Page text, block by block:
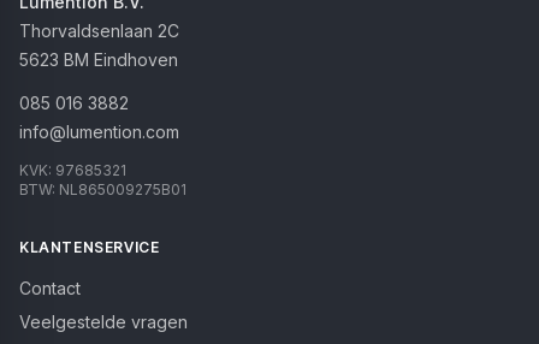
Thorvaldsenlaan 2C
5623 BM Eindhoven
085 016 3882
info@lumention.com
KVK: 97685321
BTW: NL865009275B01
KLANTENSERVICE
Contact
Veelgestelde vragen